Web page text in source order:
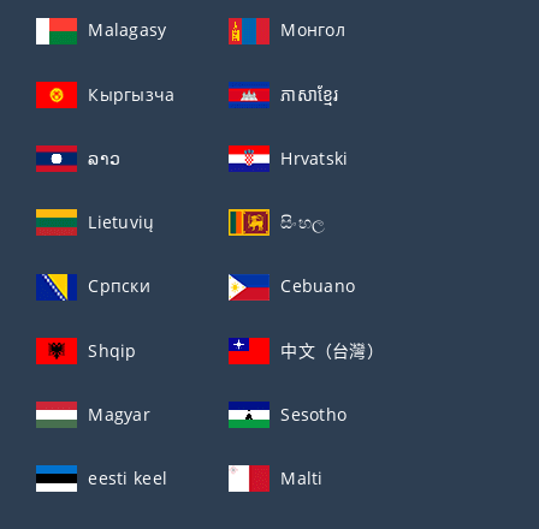
Malagasy Монгол
Кыргызча ភាសាខ្មែរ
ລາວ Hrvatski
Lietuvių සිංහල
Српски Cebuano
Shqip 中文（台灣）
Magyar Sesotho
eesti keel Malti